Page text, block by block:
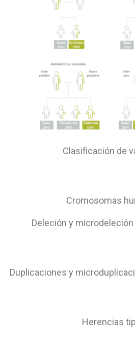
Clasificación de
Cromosomas
Deleción y
Duplicaciones y
Herencias